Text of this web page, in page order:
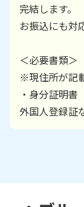
完結します。
お振込にも対
＜必要書類＞
※現住所が記
・身分証明書
外国人登録証